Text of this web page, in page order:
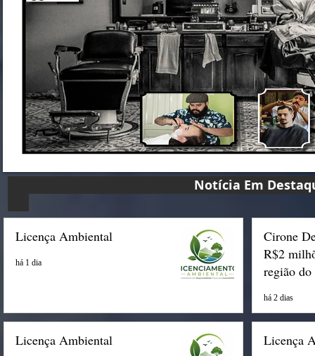
Notícia Em
Licença Ambiental
há 1 dia
Cirone
R$2
região do
há 2 dias
Licença Ambiental Licença